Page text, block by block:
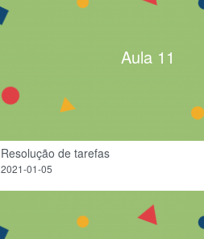
Aula 11
Resolução de tarefas
2021-01-05